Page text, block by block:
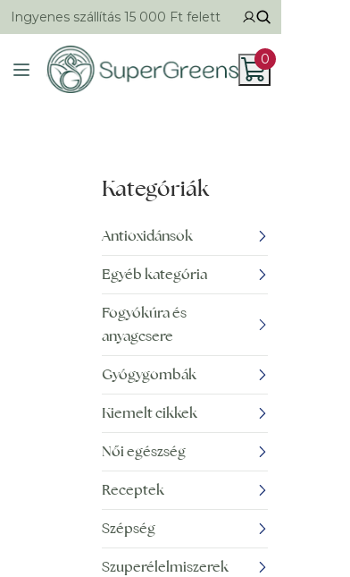
Ingyenes szállítás 15 000 Ft felett
0
Kategóriák
Antioxidánsok
Egyéb kategória
Fogyókúra és
anyagcsere
Gyógygombák
Kiemelt cikkek
Női egészség
Receptek
Szépség
Szuperélelmiszerek